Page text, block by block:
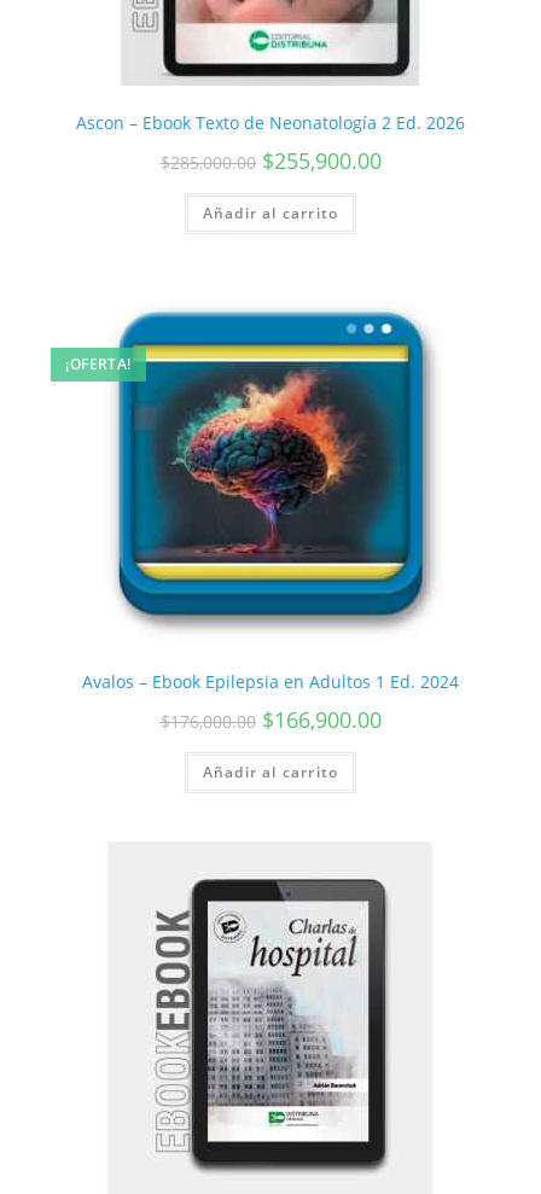
Ascon – Ebook Texto de Neonatología 2 Ed. 2026
$285,000.00 $255,900.00
Añadir al carrito
¡OFERTA!
Avalos – Ebook Epilepsia en Adultos 1 Ed. 2024
$176,000.00 $166,900.00
Añadir al carrito